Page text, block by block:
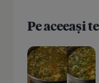
Pe aceeași